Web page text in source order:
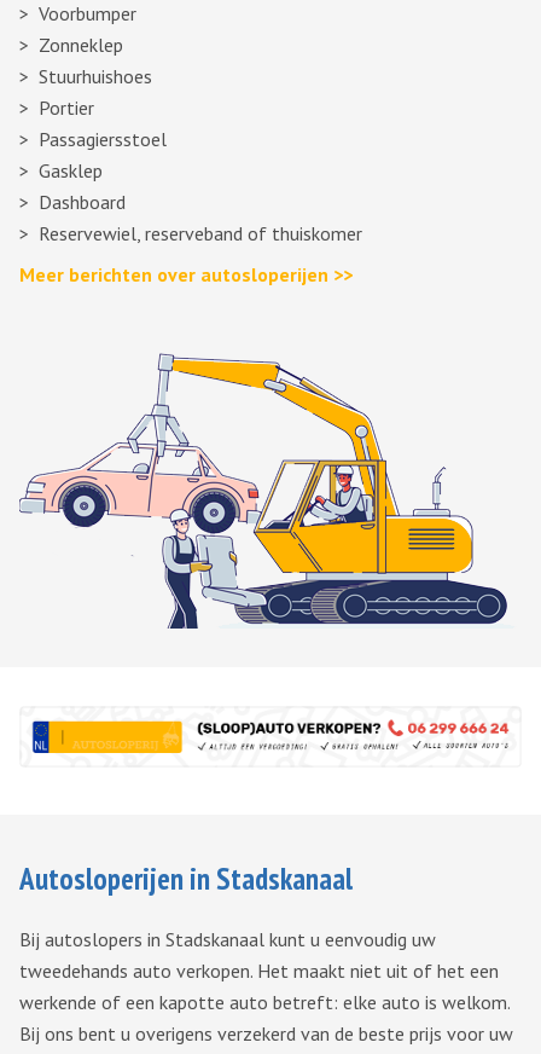
Voorbumper
Zonneklep
Stuurhuishoes
Portier
Passagiersstoel
Gasklep
Dashboard
Reservewiel, reserveband of thuiskomer
Meer berichten over autosloperijen >>
Autosloperijen in Stadskanaal
Bij autoslopers in Stadskanaal kunt u eenvoudig uw
tweedehands auto verkopen. Het maakt niet uit of het een
werkende of een kapotte auto betreft: elke auto is welkom.
Bij ons bent u overigens verzekerd van de beste prijs voor uw